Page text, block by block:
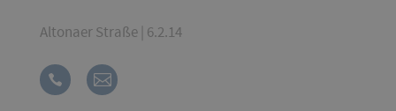
Altonaer Straße | 6.2.14